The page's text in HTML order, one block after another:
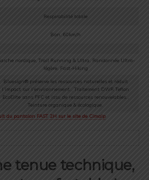
Respirabilité totale
Bon, 60km/h
nordique, Trail Running & Ultra, Randonnée Ultra-
légère, Fast-Hiking
Bluesign® préserve les ressources naturelles et réduit
l’impact sur l’environnement., Traitement DWR Teflon
EcoElite sans PFC et issu de ressources renouvelables.,
Teinture organique & écologique.
du pantalon FAST 2H sur le site de Cimalp
tenue technique,